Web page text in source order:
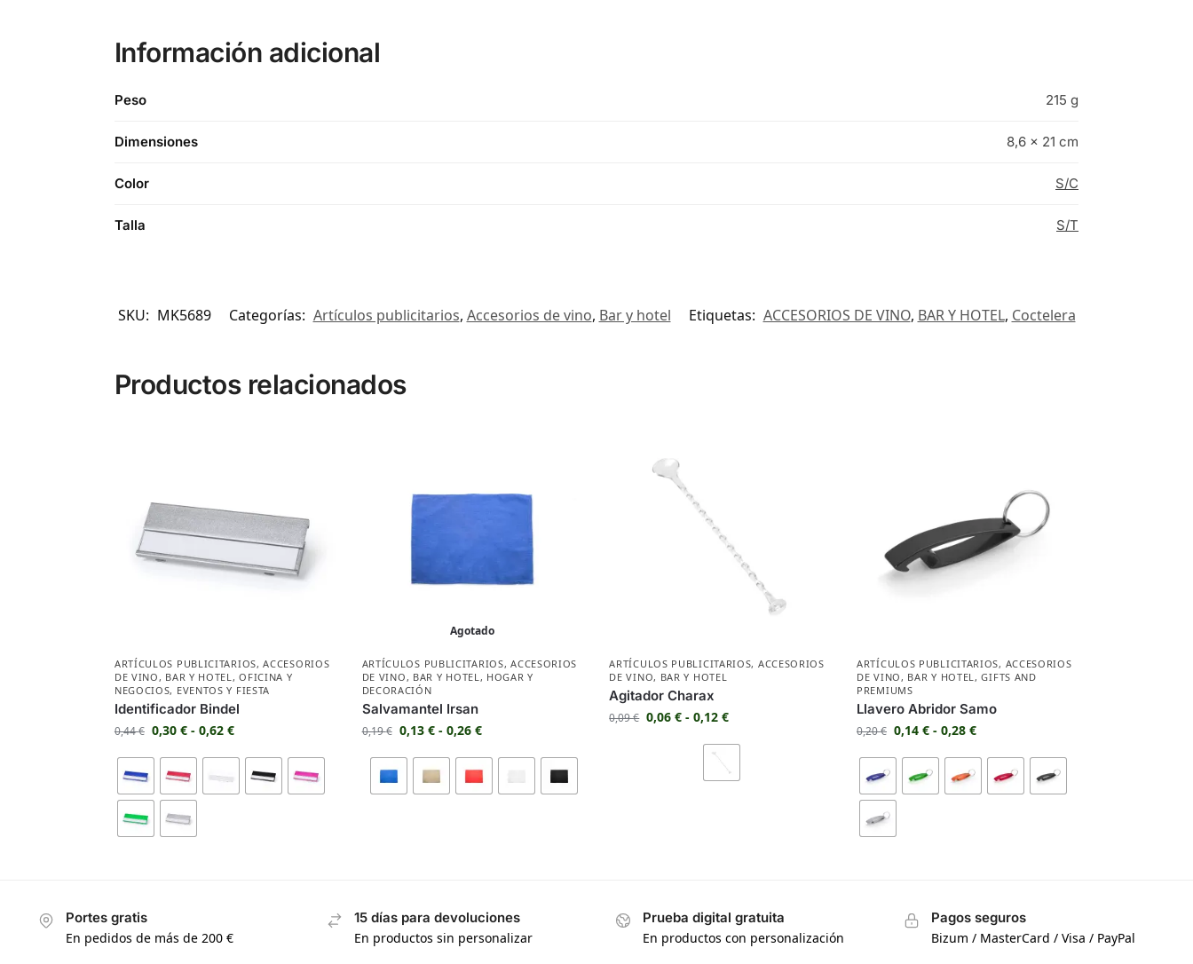
Información adicional
Peso 215 g
Dimensiones 8,6 × 21 cm
Color S/C
Talla S/T
SKU: MK5689 Categorías: Artículos publicitarios, Accesorios de vino, Bar y hotel Etiquetas: ACCESORIOS DE VINO, BAR Y HOTEL, Coctelera
Productos relacionados
ARTÍCULOS PUBLICITARIOS,ACCESORIOS
DE VINO, BAR Y HOTEL,OFICINA Y
NEGOCIOS, EVENTOS Y FIESTA
Identificador Bindel
0,44€ 0,30 € - 0,62 €
Agotado
ARTÍCULOS PUBLICITARIOS,ACCESORIOS
DE VINO, BAR Y HOTEL, HOGAR Y
DECORACIÓN
Salvamantel Irsan
0,19€ 0,13 € - 0,26 €
ARTÍCULOS PUBLICITARIOS, ACCESORIOS
DE VINO, BAR Y HOTEL
Agitador Charax
0,09€ 0,06€ - 0,12€
ARTÍCULOS PUBLICITARIOS, ACCESORIOS
DE VINO, BAR Y HOTEL,GIFTS AND
PREMIUMS
Llavero Abridor Samo
0,20€ 0,14€ - 0,28€
Portes gratis
En pedidos de más de 200 €
15 días para devoluciones
En productos sin personalizar
Prueba digital gratuita
En productos con personalización
Pagos seguros
Bizum / MasterCard / Visa / PayPal